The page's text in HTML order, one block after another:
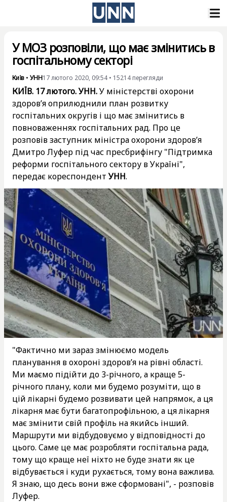
У МОЗ розповіли, що має змінитись в
госпітальному секторі
Київ • УНН17 лютого 2020, 09:54 • 15214 перегляди
КИЇВ. 17 лютого. УНН.У міністерстві охорони
здоров’я оприлюднили план розвитку
госпітальних округів і що має змінитись в
повноваженнях госпітальних рад. Про це
розповів заступник міністра охорони здоров’я
Дмитро Луфер під час пресбрифінгу "Підтримка
реформи госпітального сектору в Україні",
передає кореспондентУНН.
"Фактично ми зараз змінюємо модель
планування в охороні здоров’я на рівні області.
Ми маємо підійти до 3-річного, а краще 5-
річного плану, коли ми будемо розуміти, що в
цій лікарні будемо розвивати цей напрямок, а ця
лікарня має бути багатопрофільною, а ця лікарня
має змінити свій профіль на якийсь інший.
Маршрути ми відбудовуємо у відповідності до
цього. Саме це має розробляти госпітальна рада,
тому що краще неї ніхто не буде знати як це
відбувається і куди рухається, тому вона важлива.
Я знаю, що десь вони вже сформовані", - розповів
Луфер.